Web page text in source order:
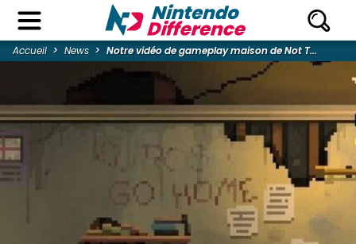
Accueil News Notre vidéo de gameplay maison de Not T...